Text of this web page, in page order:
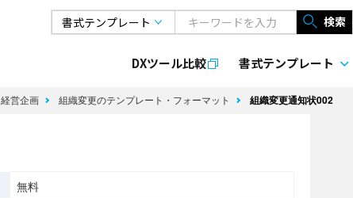
検索
DXツール比較 書式テンプレート
経営企画 組織変更のテンプレート・フォーマット 組織変更通知状002
無料